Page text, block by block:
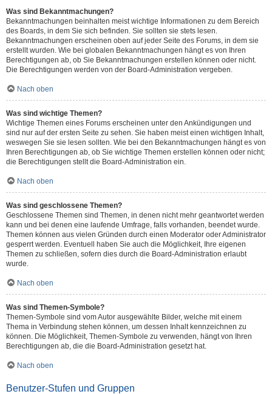
Was sind Bekanntmachungen?
Bekanntmachungen beinhalten meist wichtige Informationen zu dem Bereich
des Boards, in dem Sie sich befinden. Sie sollten sie stets lesen.
Bekanntmachungen erscheinen oben auf jeder Seite des Forums, in dem sie
erstellt wurden. Wie bei globalen Bekanntmachungen hängt es von Ihren
Berechtigungen ab, ob Sie Bekanntmachungen erstellen können oder nicht.
Die Berechtigungen werden von der Board-Administration vergeben.
Nach oben
Was sind wichtige Themen?
Wichtige Themen eines Forums erscheinen unter den Ankündigungen und
sind nur auf der ersten Seite zu sehen. Sie haben meist einen wichtigen Inhalt,
weswegen Sie sie lesen sollten. Wie bei den Bekanntmachungen hängt es von
Ihren Berechtigungen ab, ob Sie wichtige Themen erstellen können oder nicht;
die Berechtigungen stellt die Board-Administration ein.
Nach oben
Was sind geschlossene Themen?
Geschlossene Themen sind Themen, in denen nicht mehr geantwortet werden
kann und bei denen eine laufende Umfrage, falls vorhanden, beendet wurde.
Themen können aus vielen Gründen durch einen Moderator oder Administrator
gesperrt werden. Eventuell haben Sie auch die Möglichkeit, Ihre eigenen
Themen zu schließen, sofern dies durch die Board-Administration erlaubt
wurde.
Nach oben
Was sind Themen-Symbole?
Themen-Symbole sind vom Autor ausgewählte Bilder, welche mit einem
Thema in Verbindung stehen können, um dessen Inhalt kennzeichnen zu
können. Die Möglichkeit, Themen-Symbole zu verwenden, hängt von Ihren
Berechtigungen ab, die die Board-Administration gesetzt hat.
Nach oben
Benutzer-Stufen und Gruppen